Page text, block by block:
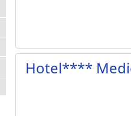
Hotel****